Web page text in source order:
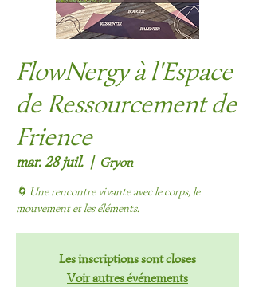
FlowNergy à l'Espace
de Ressourcement de
Frience
mar. 28 juil.
  |
Gryon
🌀 Une rencontre vivante avec le corps, le
mouvement et les éléments.
Les inscriptions sont closes
Voir autres événements